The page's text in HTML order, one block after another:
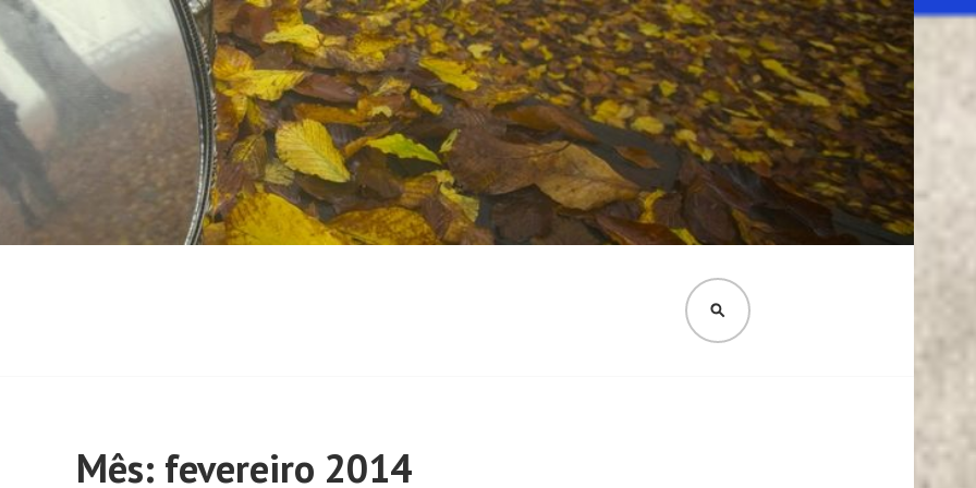
PESQUISA
Mês: fevereiro 2014